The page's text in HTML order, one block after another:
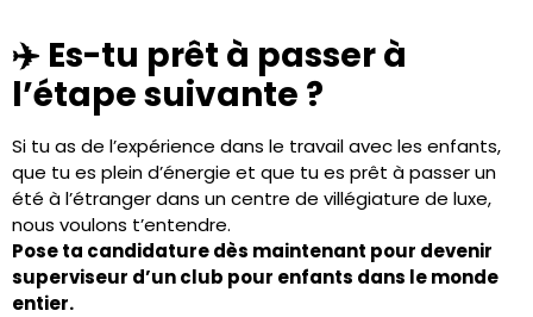
✈️ Es-tu prêt à passer à
l’étape suivante ?
Si tu as de l’expérience dans le travail avec les enfants,
que tu es plein d’énergie et que tu es prêt à passer un
été à l’étranger dans un centre de villégiature de luxe,
nous voulons t’entendre.
Pose ta candidature dès maintenant pour devenir
superviseur d’un club pour enfants dans le monde
entier.